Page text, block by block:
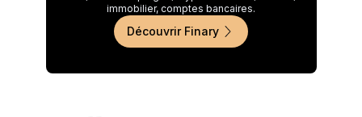
immobilier, comptes bancaires.
Découvrir Finary